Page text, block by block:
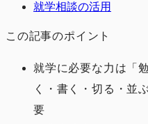
就学相談の活用
この記事のポイント
就学に必要な力は「
く・書く・切る・並
要